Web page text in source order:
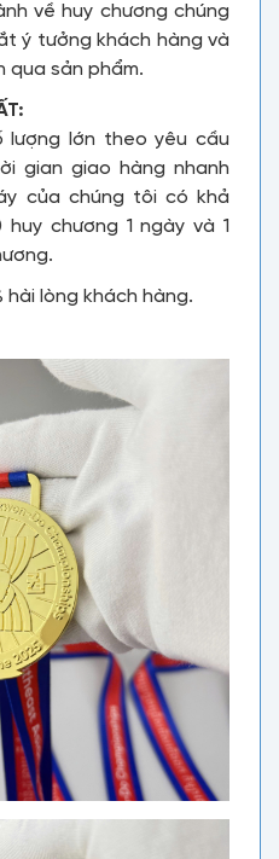
về huy chương chúng
ý tưởng khách hàng và
qua sản phẩm.
lượng lớn theo yêu cầu
gian giao hàng nhanh
của chúng tôi có khả
chương 1 ngày và 1
hài lòng khách hàng.